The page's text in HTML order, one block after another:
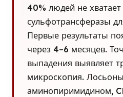
40% людей не
сульфотрансферазы
Первые результаты
через 4–6 месяцев.
выпадения выявляет
микроскопия.
аминопиримидином,